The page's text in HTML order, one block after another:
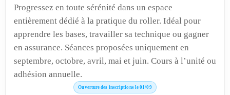
Progressez en toute sérénité dans un espace
entièrement dédié à la pratique du roller. Idéal pour
apprendre les bases, travailler sa technique ou gagner
en assurance. Séances proposées uniquement en
septembre, octobre, avril, mai et juin. Cours à l’unité ou
adhésion annuelle.
Ouverture des inscriptions le 01/09